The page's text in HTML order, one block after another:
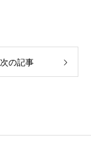
次の記事